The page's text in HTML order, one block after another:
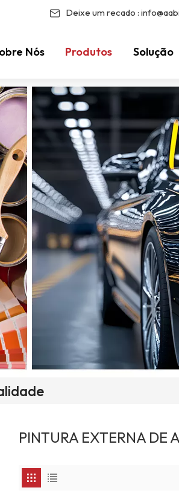
Deixe um recado :
Nós Produtos Solução
PINTURA EXTERNA DE